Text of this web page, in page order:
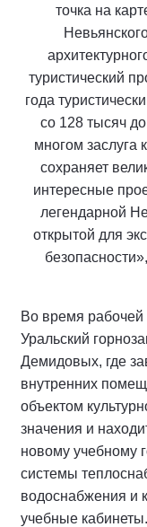
точка на
туристический
года
со 128 тысяч
многом заслуга
сохраняет
интересные
легендарной
открытой для
Во время рабочей
Уральский
Демидовых, где
внутренних
объектом
значения и
новому учебному
системы
водоснабжения и
учебные